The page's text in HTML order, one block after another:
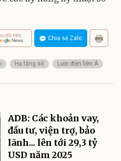
dõi trên Chia sẻ Zalo
Hạ tầng số Lưới điện liên Á
ADB: Các khoản vay,
đầu tư, viện trợ, bảo
lãnh... lên tới 29,3 tỷ
USD năm 2025